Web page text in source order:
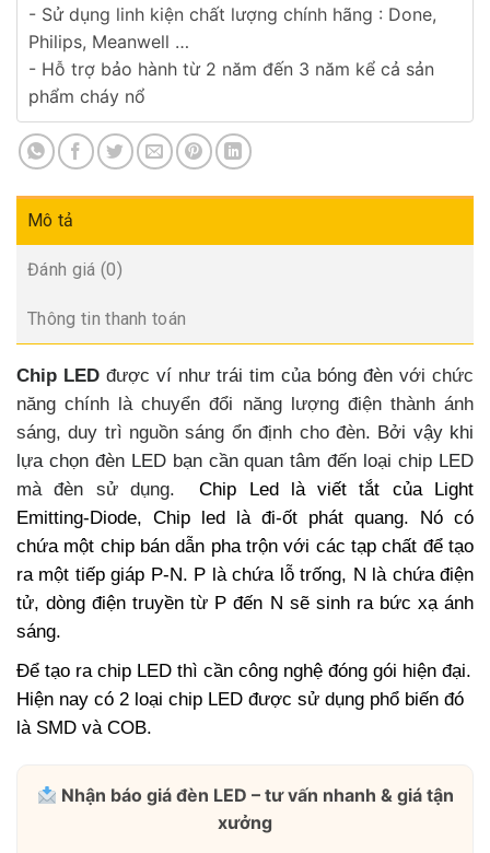
- Sử dụng linh kiện chất lượng chính hãng : Done,
Philips, Meanwell …
- Hỗ trợ bảo hành từ 2 năm đến 3 năm kể cả sản
phẩm cháy nổ
Mô tả
Đánh giá (0)
Thông tin thanh toán
Chip LED được ví như trái tim của bóng đèn với chức
năng chính là chuyển đổi năng lượng điện thành ánh
sáng, duy trì nguồn sáng ổn định cho đèn. Bởi vậy khi
lựa chọn đèn LED bạn cần quan tâm đến loại chip LED
mà đèn sử dụng.Chip Led là viết tắt của Light
Emitting-Diode, Chip led là đi-ốt phát quang. Nó có
chứa một chip bán dẫn pha trộn với các tạp chất để tạo
ra một tiếp giáp P-N. P là chứa lỗ trống, N là chứa điện
tử, dòng điện truyền từ P đến N sẽ sinh ra bức xạ ánh
sáng.
Để tạo ra chip LED thì cần công nghệ đóng gói hiện đại.
Hiện nay có 2 loại chip LED được sử dụng phổ biến đó
là SMD và COB.
Nhận báo giá đèn LED – tư vấn nhanh & giá tận
xưởng